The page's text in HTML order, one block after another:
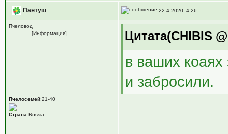
Пантуш 22.4.2020, 4:26
Пчеловод
[Информация]
Пчелосемей:21-40
Страна:Russia
Цитата(CHIBIS
в ваших
и забросили.